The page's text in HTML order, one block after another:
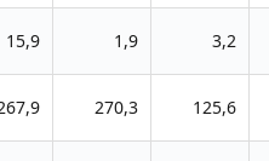
15,9 1,9 3,2
270,3 125,6